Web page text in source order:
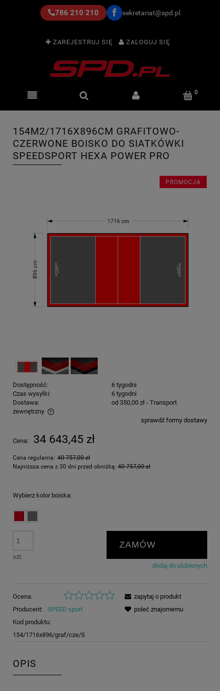
786 210 210 sekretariat@spd.pl
ZAREJESTRUJ SIĘ ZALOGUJ SIĘ
154M2/1716X896CM GRAFITOWO-
CZERWONE BOISKO DO SIATKÓWKI
SPEEDSPORT HEXA POWER PRO
PROMOCJA
Dostępność:
6 tygodni
Czas wysyłki:
6 tygodni
Dostawa:
od 350,00 zł - Transport
zewnętrzny
Cena nie zawiera ewentualnych kosztów płatnościsprawdź formy dostawy
Cena: 34 643,45 zł
Cena regularna: 40 757,00 zł
Najniższa cena z 30 dni przed obniżką: 40 757,00 zł
Wybierz kolor boiska:
szt.
ZAMÓW
dodaj do ulubionych
Ocena:
Producent:
SPEED sport
Kod produktu:
154/1716x896/graf/cze/S
zapytaj o produkt
poleć znajomemu
OPIS